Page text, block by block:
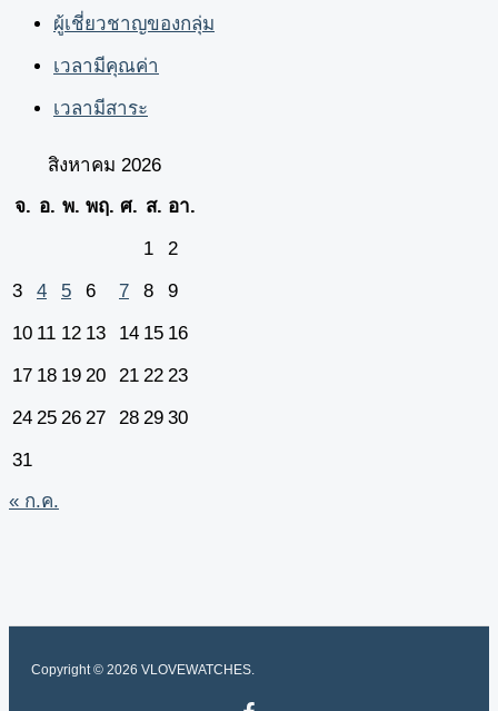
ผู้เชี่ยวชาญของกลุ่ม
เวลามีคุณค่า
เวลามีสาระ
สิงหาคม 2026
จ. อ. พ. พฤ. ศ. ส. อา.
1
2
3
4 5 6 7 8
9
10 11 12 13 14 15 16
17 18 19 20 21 22 23
24 25 26 27 28 29 30
31
« ก.ค.
Copyright © 2026 VLOVEWATCHES.